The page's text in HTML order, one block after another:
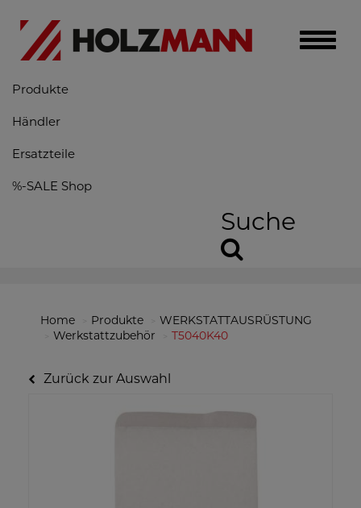
Toggle
Produkte
Händler
Ersatzteile
%-SALE Shop
Suche
Home Produkte
WERKSTATTAUSRÜSTUNG
Werkstattzubehör
T5040K40
Zurück zur Auswahl